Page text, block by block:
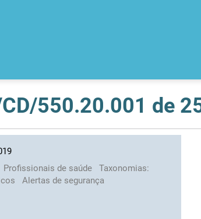
550.20.001 de
Profissionais de saúde
Taxonomias:
Alertas de segurança